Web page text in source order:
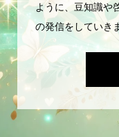
ように、豆知識や
の発信をしていき